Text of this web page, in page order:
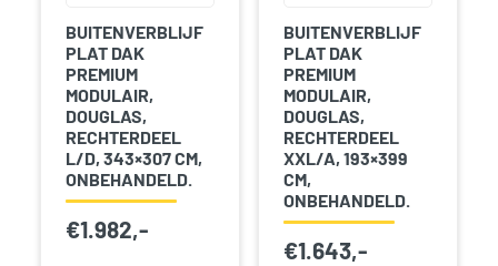
BUITENVERBLIJF
PLAT DAK
PREMIUM
MODULAIR,
DOUGLAS,
RECHTERDEEL
L/D, 343×307 CM,
ONBEHANDELD.
€1.982,-
BUITENVERBLIJF
PLAT DAK
PREMIUM
MODULAIR,
DOUGLAS,
RECHTERDEEL
XXL/A, 193×399
CM,
ONBEHANDELD.
€1.643,-